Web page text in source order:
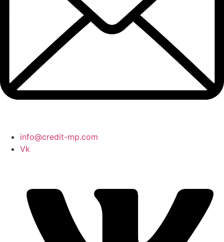
info@credit-mp.com
Vk